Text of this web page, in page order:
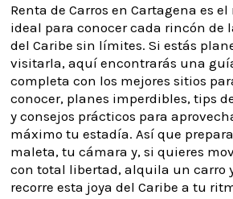
Renta de Carros en Cartagena es el
ideal para conocer cada rincón de
del Caribe sin límites. Si estás
visitarla, aquí encontrarás una
completa con los mejores sitios
conocer, planes imperdibles, tips
y consejos prácticos para
máximo tu estadía. Así que
maleta, tu cámara y, si quieres
con total libertad, alquila un carro
recorre esta joya del Caribe a tu